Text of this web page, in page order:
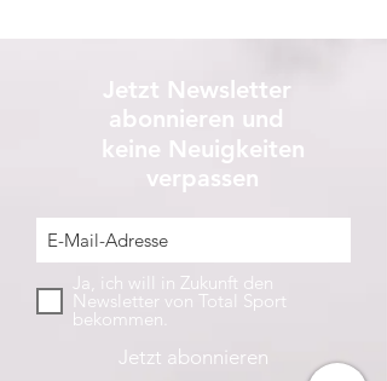
Jetzt Newsletter
abonnieren und
keine Neuigkeiten
verpassen
Ja, ich will in Zukunft den
Newsletter von Total Sport
bekommen.
Jetzt abonnieren